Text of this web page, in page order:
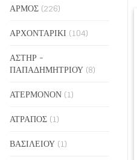
ΑΡΜΟΣ (226)
ΑΡΧΟΝΤΑΡΙΚΙ (104)
ΑΣΤΗΡ -
ΠΑΠΑΔΗΜΗΤΡΙΟΥ (8)
ΑΤΕΡΜΟΝΟΝ (1)
ΑΤΡΑΠΟΣ (1)
ΒΑΣΙΛΕΙΟΥ (1)